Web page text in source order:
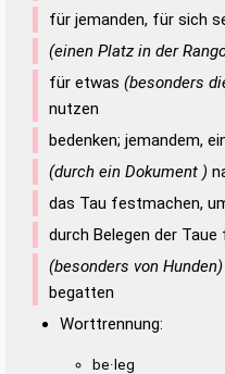
für jemanden, für sich
(einen Platz in der
für etwas (besonders
nutzen
bedenken; jemandem,
(durch ein Dokument )
das Tau festmachen,
durch Belegen der
(besonders von Hunden)
begatten
Worttrennung:
be·leg